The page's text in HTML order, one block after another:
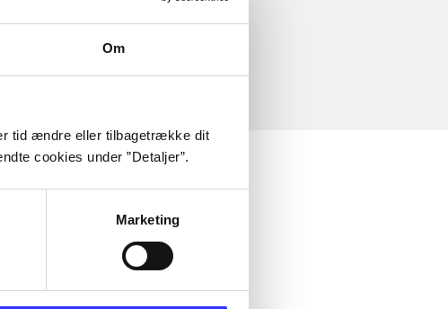
Om
tid ændre eller tilbagetrække dit
cookies under ”Detaljer”.
Marketing